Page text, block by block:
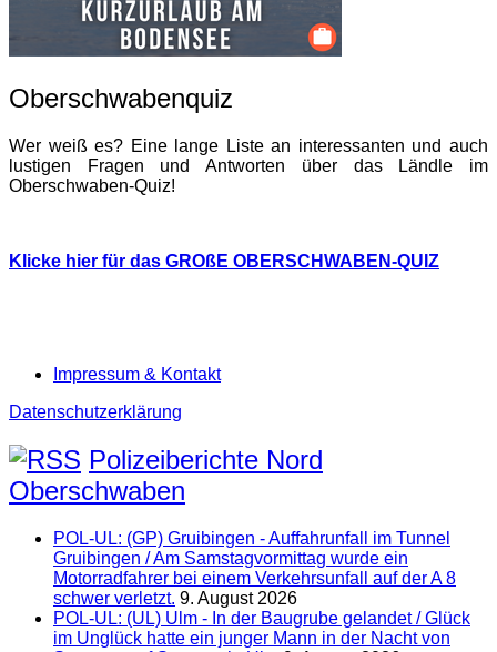
Oberschwabenquiz
Wer weiß es? Eine lange Liste an interessanten und auch
lustigen Fragen und Antworten über das Ländle im
Oberschwaben-Quiz!
Klicke hier für das GROßE OBERSCHWABEN-QUIZ
Impressum & Kontakt
Datenschutzerklärung
Polizeiberichte Nord
Oberschwaben
POL-UL: (GP) Gruibingen - Auffahrunfall im Tunnel
Gruibingen / Am Samstagvormittag wurde ein
Motorradfahrer bei einem Verkehrsunfall auf der A 8
schwer verletzt. 9. August 2026
POL-UL: (UL) Ulm - In der Baugrube gelandet / Glück
im Unglück hatte ein junger Mann in der Nacht von